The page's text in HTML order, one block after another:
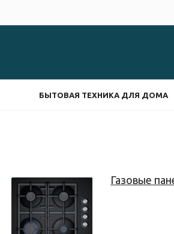
БЫТОВАЯ ТЕХНИКА ДЛЯ ДОМА
Газовые